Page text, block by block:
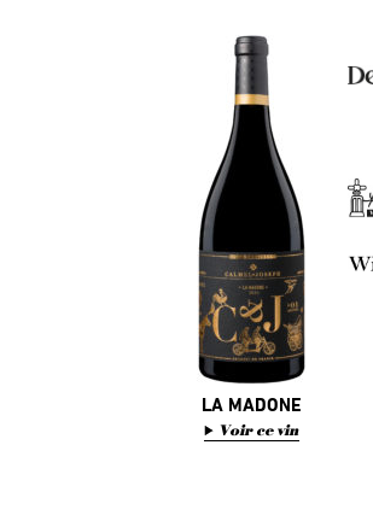
LA MADONE
Voir ce vin